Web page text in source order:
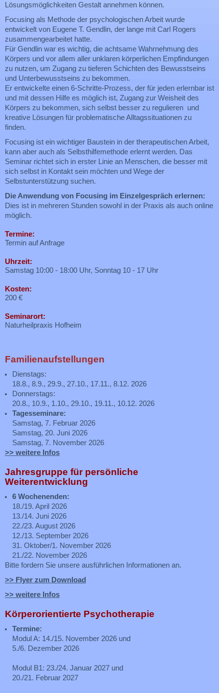
Lösungsmöglichkeiten Gestalt annehmen können.
Focusing als Methode der psychologischen Arbeit wurde
entwickelt von Eugene T. Gendlin, der lange mit Carl Rogers
zusammengearbeitet hatte.
Für Gendlin war es wichtig, die achtsame Wahrnehmung des
Körpers und vor allem aller unklaren körperlichen Empfindungen
zu nutzen, um Zugang zu tieferen Schichten des Bewusstseins
und Unterbewusstseins zu bekommen.
Er entwickelte einen 6-Schritte-Prozess, der für jeden erlernbar ist
und mit dessen Hilfe es möglich ist, Zugang zur Weisheit des
Körpers zu bekommen, sich selbst besser zu regulieren und
kreative Lösungen für problematische Alltagssituationen zu
finden.
Focusing ist ein wichtiger Baustein in der therapeutischen Arbeit,
kann aber auch als Selbsthilfemethode erlernt werden. Das
Seminar richtet sich in erster Linie an Menschen, die besser mit
sich selbst in Kontakt sein möchten und Wege der
Selbstunterstützung suchen.
Die Anwendung von Focusing im Einzelgespräch erlernen:
Dies ist in mehreren Stunden sowohl in der Praxis als auch online
möglich.
Termine:
Termin auf Anfrage
Uhrzeit:
Samstag 10:00 - 18:00 Uhr, Sonntag 10 - 17 Uhr
Kosten:
200 €
Seminarort:
Naturheilpraxis Hofheim
Familienaufstellungen
Dienstags:
18.8., 8.9., 29.9., 27.10., 17.11., 8.12. 2026
Donnerstags:
20.8., 10.9., 1.10., 29.10., 19.11., 10.12. 2026
Tagesseminare:
Samstag, 7. Februar 2026
Samstag, 20. Juni 2026
Samstag, 7. November 2026
>> weitere Infos
Jahresgruppe für persönliche
Weiterentwicklung
6 Wochenenden:
18./19. April 2026
13./14. Juni 2026
22./23. August 2026
12./13. September 2026
31. Oktober/1. November 2026
21./22. November 2026
Bitte fordern Sie unsere ausführlichen Informationen an.
>> Flyer zum Download
>> weitere Infos
Körperorientierte Psychotherapie
Termine:
Modul A: 14./15. November 2026 und
5./6. Dezember 2026
Modul B1: 23./24. Januar 2027 und
20./21. Februar 2027